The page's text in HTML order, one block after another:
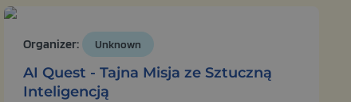
Organizer: Unknown
AI Quest - Tajna Misja ze Sztuczną
Inteligencją